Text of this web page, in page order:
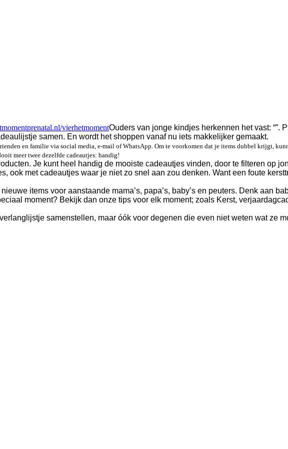
prenatal.nl/vierhetmomentOuders van jonge kindjes herkennen het vast: “”.
samen. En wordt het shoppen vanaf nu iets makkelijker gemaakt.
en familie via social media, e-mail of WhatsApp. Om te voorkomen dat je items dubbel krijgt,
meer twee dezelfde cadeautjes: handig!
Je kunt heel handig de mooiste cadeautjes vinden, door te filteren op
ook met cadeautjes waar je niet zo snel aan zou denken. Want een foute
items voor aanstaande mama’s, papa’s, baby’s en peuters. Denk aan
moment? Bekijk dan onze tips voor elk moment; zoals Kerst,
samenstellen, maar óók voor degenen die even niet weten wat ze